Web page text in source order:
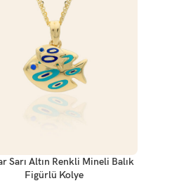
EKLE
Sarı Altın Renkli Mineli Balık
Figürlü Kolye